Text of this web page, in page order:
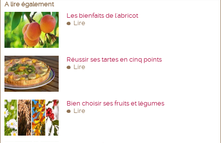
A lire également
Les bienfaits de l'abricot
Lire
Réussir ses tartes en cinq points
Lire
Bien choisir ses fruits et légumes
Lire